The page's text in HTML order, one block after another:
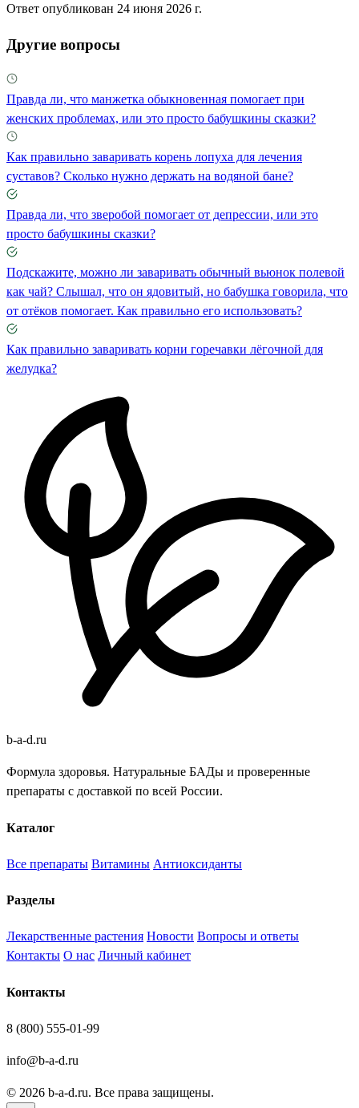
Ответ опубликован 24 июня 2026 г.
Другие вопросы
Правда ли, что манжетка обыкновенная помогает при
женских проблемах, или это просто бабушкины сказки?
Как правильно заваривать корень лопуха для лечения
суставов? Сколько нужно держать на водяной бане?
Правда ли, что зверобой помогает от депрессии, или это
просто бабушкины сказки?
Подскажите, можно ли заваривать обычный вьюнок полевой
как чай? Слышал, что он ядовитый, но бабушка говорила, что
от отёков помогает. Как правильно его использовать?
Как правильно заваривать корни горечавки лёгочной для
желудка?
b-a-d.ru
Формула здоровья. Натуральные БАДы и проверенные
препараты с доставкой по всей России.
Каталог
Все препараты Витамины Антиоксиданты
Разделы
Лекарственные растения Новости Вопросы и ответы
Контакты О нас Личный кабинет
Контакты
8 (800) 555-01-99
info@b-a-d.ru
© 2026 b-a-d.ru. Все права защищены.